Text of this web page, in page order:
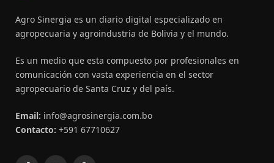
Agro Sinergia es un diario digital especializado en
agropecuaria y agroindustria de Bolivia y el mundo.
Es un medio que esta compuesto por profesionales en
comunicación con vasta experiencia en el sector
agropecuario de Santa Cruz y del país.
Email: info@agrosinergia.com.bo
Contacto: +591 67710627